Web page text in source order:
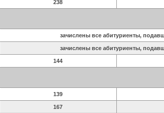
238
зачислены все абитуриенты,
зачислены все абитуриенты,
144
139
167